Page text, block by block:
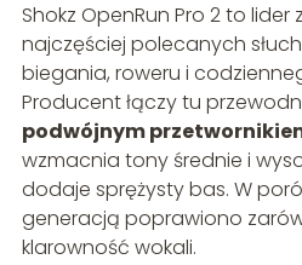
Shokz OpenRun Pro 2 to
najczęściej polecanych
biegania, roweru i
Producent łączy tu
podwójnym
wzmacnia tony średnie i
dodaje sprężysty bas. W
generacją poprawiono
klarowność wokali.